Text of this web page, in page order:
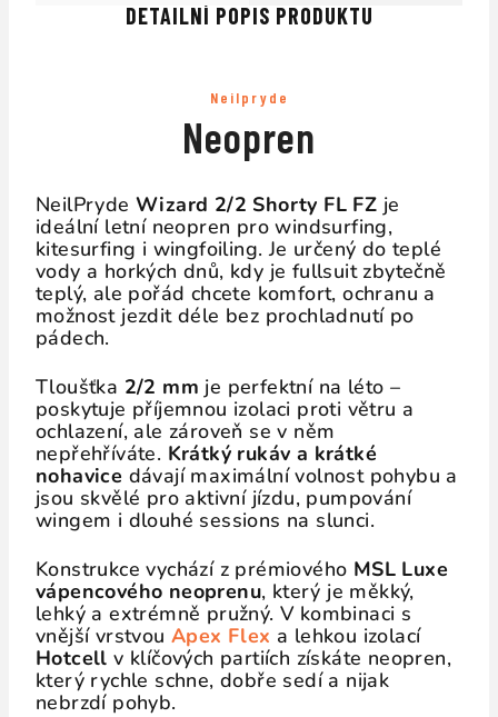
DETAILNÍ POPIS PRODUKTU
Neilpryde
Neopren
NeilPryde Wizard 2/2 Shorty FL FZ je
ideální letní neopren pro windsurfing,
kitesurfing i wingfoiling. Je určený do teplé
vody a horkých dnů, kdy je fullsuit zbytečně
teplý, ale pořád chcete komfort, ochranu a
možnost jezdit déle bez prochladnutí po
pádech.
Tloušťka 2/2 mm je perfektní na léto –
poskytuje příjemnou izolaci proti větru a
ochlazení, ale zároveň se v něm
nepřehříváte. Krátký rukáv a krátké
nohavice dávají maximální volnost pohybu a
jsou skvělé pro aktivní jízdu, pumpování
wingem i dlouhé sessions na slunci.
Konstrukce vychází z prémiového MSL Luxe
vápencového neoprenu, který je měkký,
lehký a extrémně pružný. V kombinaci s
vnější vrstvouApex Flex a lehkou izolací
Hotcell v klíčových partiích získáte neopren,
který rychle schne, dobře sedí a nijak
nebrzdí pohyb.